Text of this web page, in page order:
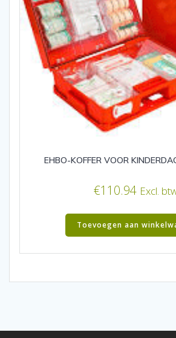
EHBO-KOFFER VOOR
€110.94 Excl.
Toevoegen aan